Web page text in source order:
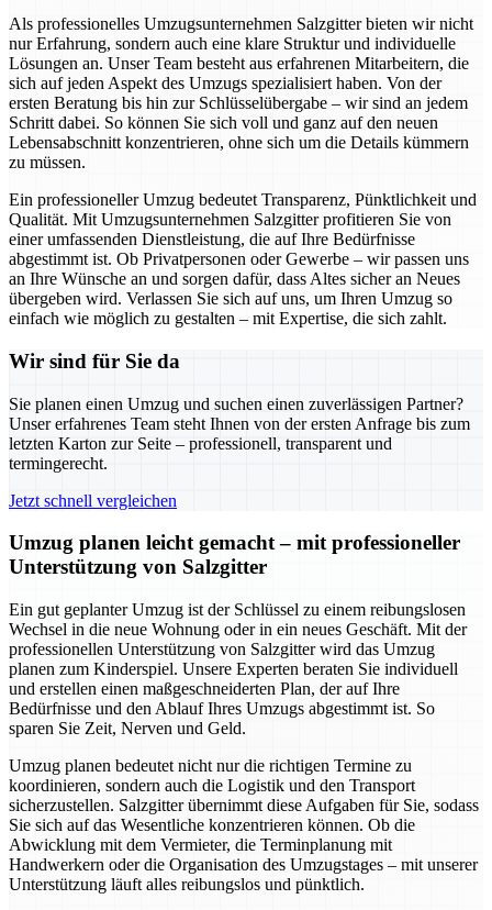
Als professionelles Umzugsunternehmen Salzgitter bieten wir nicht
nur Erfahrung, sondern auch eine klare Struktur und individuelle
Lösungen an. Unser Team besteht aus erfahrenen Mitarbeitern, die
sich auf jeden Aspekt des Umzugs spezialisiert haben. Von der
ersten Beratung bis hin zur Schlüsselübergabe – wir sind an jedem
Schritt dabei. So können Sie sich voll und ganz auf den neuen
Lebensabschnitt konzentrieren, ohne sich um die Details kümmern
zu müssen.
Ein professioneller Umzug bedeutet Transparenz, Pünktlichkeit und
Qualität. Mit Umzugsunternehmen Salzgitter profitieren Sie von
einer umfassenden Dienstleistung, die auf Ihre Bedürfnisse
abgestimmt ist. Ob Privatpersonen oder Gewerbe – wir passen uns
an Ihre Wünsche an und sorgen dafür, dass Altes sicher an Neues
übergeben wird. Verlassen Sie sich auf uns, um Ihren Umzug so
einfach wie möglich zu gestalten – mit Expertise, die sich zahlt.
Wir sind für Sie da
Sie planen einen Umzug und suchen einen zuverlässigen Partner?
Unser erfahrenes Team steht Ihnen von der ersten Anfrage bis zum
letzten Karton zur Seite – professionell, transparent und
termingerecht.
Jetzt schnell vergleichen
Umzug planen leicht gemacht – mit professioneller
Unterstützung von Salzgitter
Ein gut geplanter Umzug ist der Schlüssel zu einem reibungslosen
Wechsel in die neue Wohnung oder in ein neues Geschäft. Mit der
professionellen Unterstützung von Salzgitter wird das Umzug
planen zum Kinderspiel. Unsere Experten beraten Sie individuell
und erstellen einen maßgeschneiderten Plan, der auf Ihre
Bedürfnisse und den Ablauf Ihres Umzugs abgestimmt ist. So
sparen Sie Zeit, Nerven und Geld.
Umzug planen bedeutet nicht nur die richtigen Termine zu
koordinieren, sondern auch die Logistik und den Transport
sicherzustellen. Salzgitter übernimmt diese Aufgaben für Sie, sodass
Sie sich auf das Wesentliche konzentrieren können. Ob die
Abwicklung mit dem Vermieter, die Terminplanung mit
Handwerkern oder die Organisation des Umzugstages – mit unserer
Unterstützung läuft alles reibungslos und pünktlich.